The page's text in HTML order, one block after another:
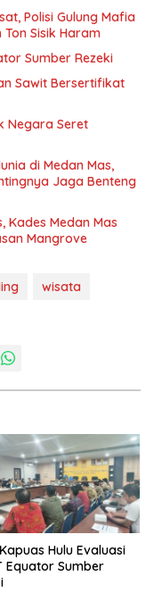
Polisi Gulung Mafia
Sisik Haram
Sumber Rezeki
Sawit Bersertifikat
Negara Seret
di Medan Mas,
Jaga Benteng
Kades Medan Mas
Mangrove
wisata
Kapuas Hulu Evaluasi
Equator Sumber